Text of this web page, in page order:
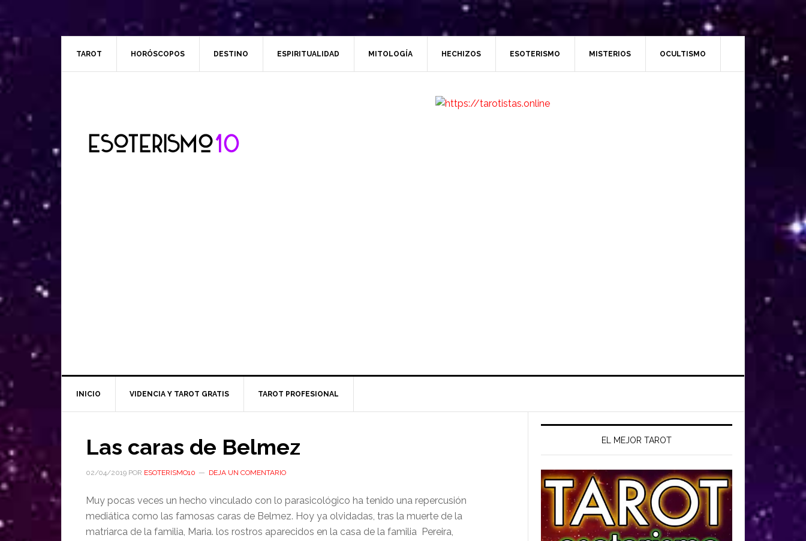
TAROT HORÓSCOPOS DESTINO ESPIRITUALIDAD MITOLOGÍA HECHIZOS ESOTERISMO MISTERIOS OCULTISMO
INICIO VIDENCIA Y TAROT GRATIS TAROT PROFESIONAL
Las caras de Belmez
02/04/2019 POR ESOTERISMO10 DEJA UN COMENTARIO
Muy pocas veces un hecho vinculado con lo parasicológico ha tenido una repercusión
mediática como las famosas caras de Belmez. Hoy ya olvidadas, tras la muerte de la
matriarca de la familia, Maria. los rostros aparecidos en la casa de la familia Pereira,
EL MEJOR TAROT